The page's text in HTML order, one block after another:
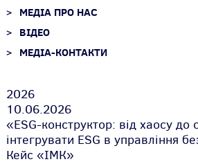
МЕДІА ПРО НАС
ВІДЕО
МЕДІА-КОНТАКТИ
2026
10.06.2026
«ESG-конструктор: від хаосу до
інтегрувати ESG в управління
Кейс «ІМК»